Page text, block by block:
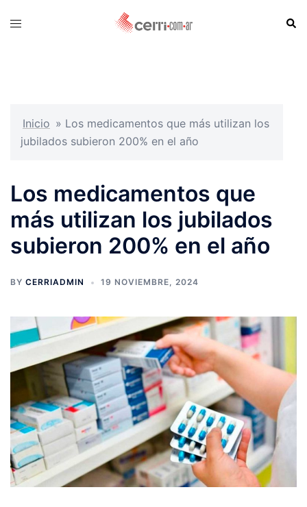
Toggle
Inicio » Los medicamentos que más utilizan los
jubilados subieron 200% en el año
Los medicamentos que
más utilizan los jubilados
subieron 200% en el año
BY CERRIADMIN 19 NOVIEMBRE, 2024